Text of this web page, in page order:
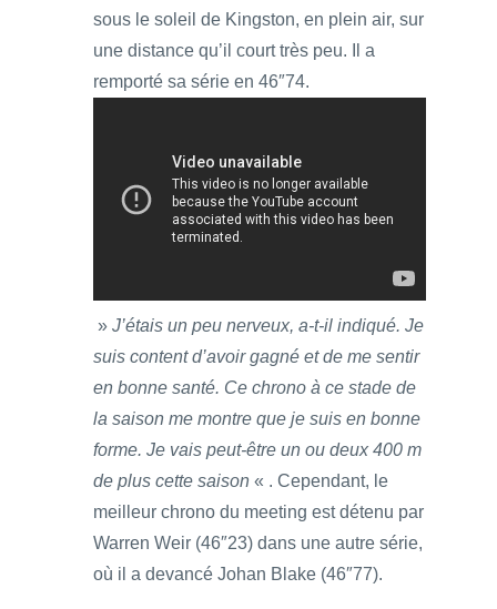
sous le soleil de Kingston, en plein air, sur
une distance qu’il court très peu. Il a
remporté sa série en 46″74.
» J’étais un peu nerveux, a-t-il indiqué. Je
suis content d’avoir gagné et de me sentir
en bonne santé. Ce chrono à ce stade de
la saison me montre que je suis en bonne
forme. Je vais peut-être un ou deux 400 m
de plus cette saison « . Cependant, le
meilleur chrono du meeting est détenu par
Warren Weir (46″23) dans une autre série,
où il a devancé Johan Blake (46″77).